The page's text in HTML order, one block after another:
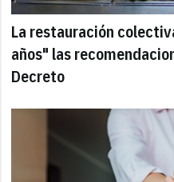
La restauración
años" las
Decreto